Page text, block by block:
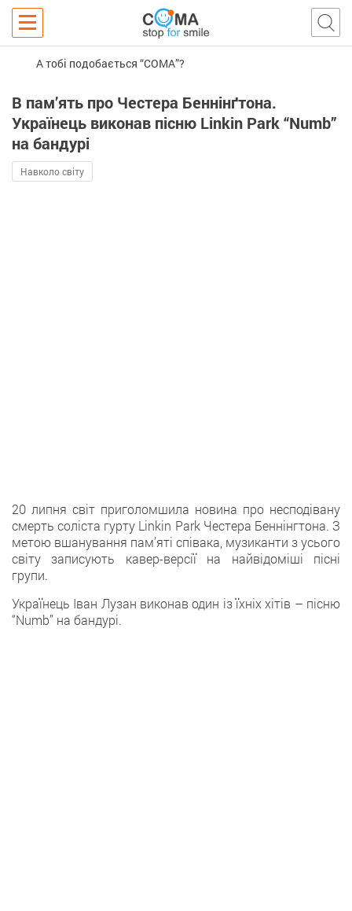
А тобі подобається “COMA”?
В пам’ять про Честера Беннінґтона.
Українець виконав пісню Linkin Park “Numb”
на бандурі
Навколо світу
20 липня світ приголомшила новина про несподівану
смерть соліста гурту Linkin Park Честера Беннінгтона. З
метою вшанування пам’яті співака, музиканти з усього
світу записують кавер-версії на найвідоміші пісні
групи.
Українець Іван Лузан виконав один із їхніх хітів – пісню
“Numb” на бандурі.